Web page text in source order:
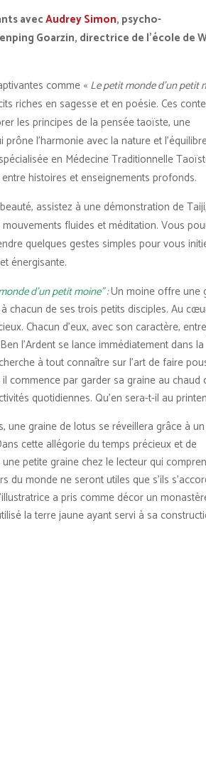
avecAudrey Simon, psycho-
Goarzin, directrice de l’école de
comme «Le petit monde d’un petit
riches en sagesse et en poésie. Ces
les principes de la pensée taoïste, une
l’harmonie avec la nature et
en Médecine Traditionnelle
histoires et enseignements profonds.
assistez à une démonstration de
fluides et méditation. Vous
quelques gestes simples pour vous
énergisante.
d’un petit moine”:Un moine offre une
chacun de ses trois petits disciples. Au
Chacun d’eux, avec son caractère,
l’Ardent se lance immédiatement dans la
à tout connaître sur l’art de faire
commence par garder sa graine au chaud
quotidiennes. Qu’en sera-t-il au
une graine de lotus se réveillera grâce à
cette allégorie du temps précieux et de
une petite graine chez le lecteur qui
du monde ne seront utiles que s’ils
a pris comme décor un
la terre jaune ayant servi à sa